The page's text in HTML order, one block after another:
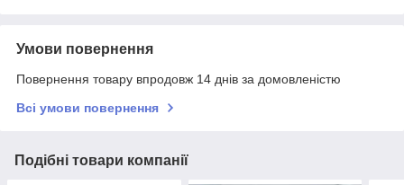
Умови повернення
Повернення товару впродовж 14 днів за домовленістю
Всі умови повернення
Подібні товари компанії